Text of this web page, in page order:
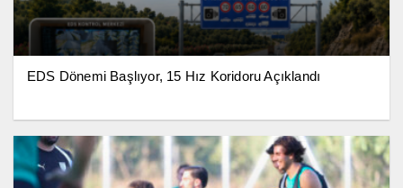
EDS Dönemi Başlıyor, 15 Hız Koridoru Açıklandı